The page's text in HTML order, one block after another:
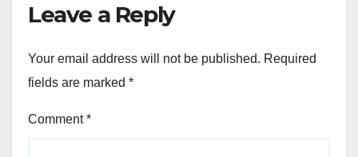
Leave a Reply
Your email address will not be published. Required
fields are marked *
Comment*